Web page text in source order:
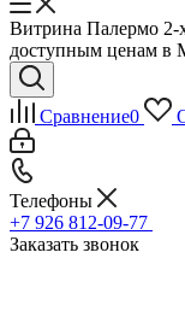
Витрина Палермо 2-
доступным ценам в
Сравнение0
Телефоны
+7 926 812-09-77
Заказать звонок